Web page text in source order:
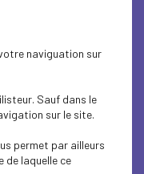
naviguation sur
Sauf dans le
sur le site.
permet par ailleurs
de laquelle ce